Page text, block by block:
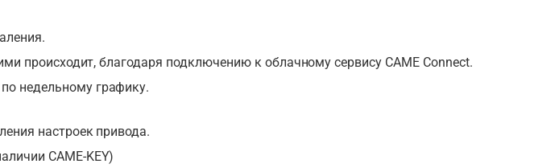
происходит, благодаря подключению к облачному сервису CAME Connect.
недельному графику.
настроек привода.
CAME-KEY)